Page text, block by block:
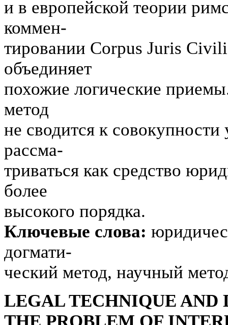
и в европейской теории
коммен-
тировании Corpus Juris
объединяет
похожие логические
метод
не сводится к
рассма-
триваться как средство
более
высокого порядка.
Ключевые слова:
догмати-
ческий метод, научный
LEGAL TECHNIQUE